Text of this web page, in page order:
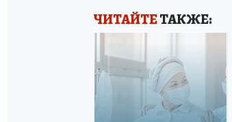
ЧИТАЙТЕТАКЖЕ: